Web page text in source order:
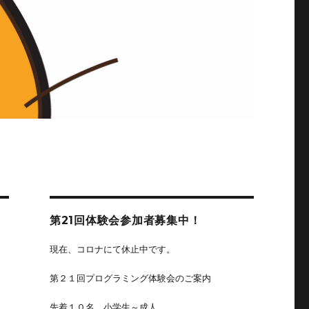
第21回体験会参加者募集中！
現在、コロナにて休止中です。
第２１回プログラミング体験会のご案内